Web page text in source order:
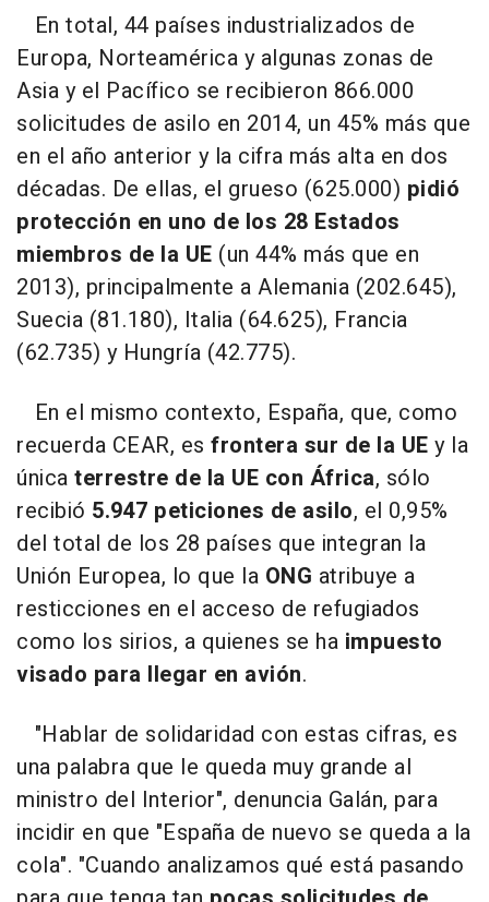
En total, 44 países industrializados de
Europa, Norteamérica y algunas zonas de
Asia y el Pacífico se recibieron 866.000
solicitudes de asilo en 2014, un 45% más que
en el año anterior y la cifra más alta en dos
décadas. De ellas, el grueso (625.000) pidió
protección en uno de los 28 Estados
miembros de la UE (un 44% más que en
2013), principalmente a Alemania (202.645),
Suecia (81.180), Italia (64.625), Francia
(62.735) y Hungría (42.775).
En el mismo contexto, España, que, como
recuerda CEAR, es frontera sur de la UE y la
única terrestre de la UE con África, sólo
recibió 5.947 peticiones de asilo, el 0,95%
del total de los 28 países que integran la
Unión Europea, lo que la ONG atribuye a
resticciones en el acceso de refugiados
como los sirios, a quienes se ha impuesto
visado para llegar en avión.
"Hablar de solidaridad con estas cifras, es
una palabra que le queda muy grande al
ministro del Interior", denuncia Galán, para
incidir en que "España de nuevo se queda a la
cola". "Cuando analizamos qué está pasando